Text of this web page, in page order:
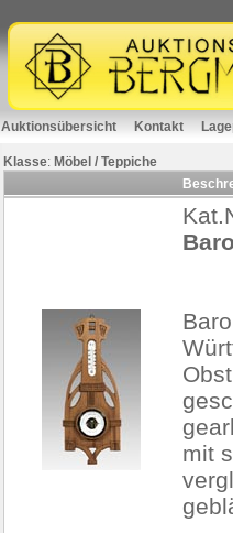
Auktionsübersicht Kontakt
Klasse: Möbel / Teppiche
mit